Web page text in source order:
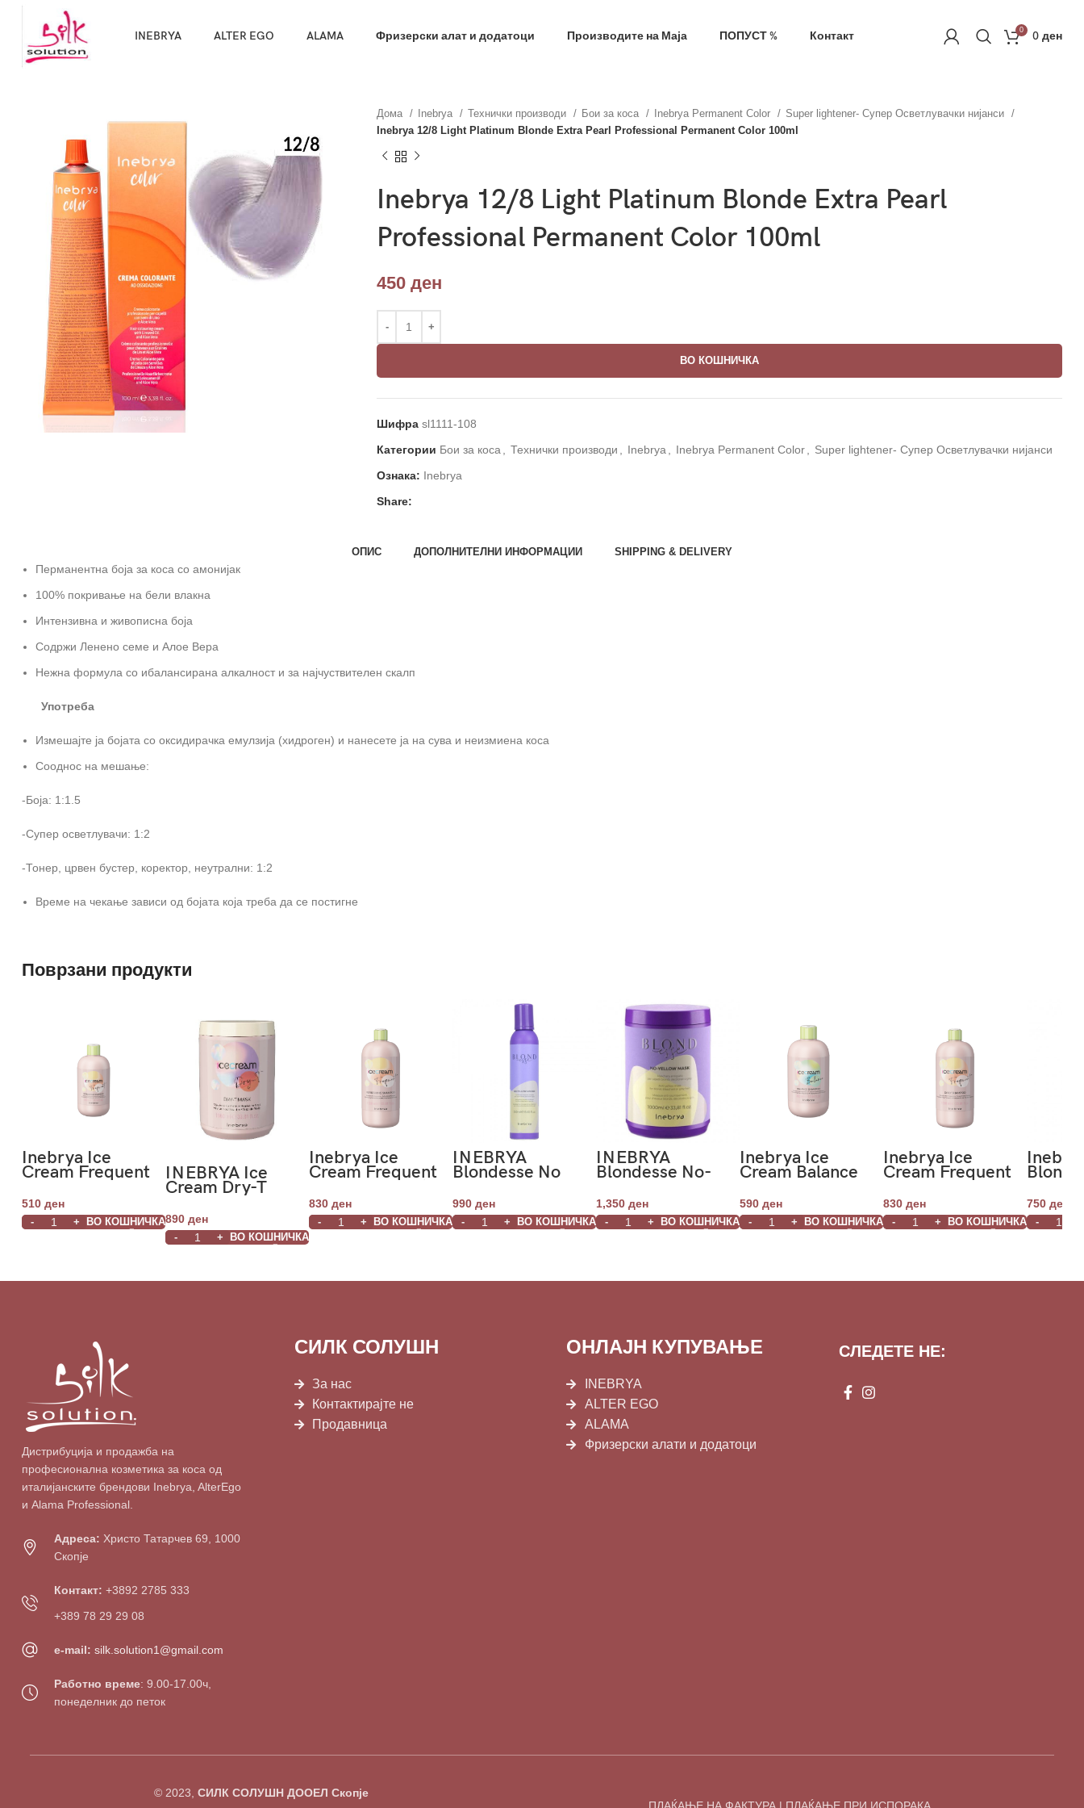
INEBRYA ALTER EGO ALAMA Фризерски алат и додатоци Производите на Маја ПОПУСТ % Контакт 0 0 ден
Дома Inebrya Технички производи Бои за коса Inebrya Permanent Color
Super lightener- Супер Осветлувачки нијанси
Inebrya 12/8 Light Platinum Blonde Extra Pearl Professional Permanent Color 100ml
Inebrya 12/8 Light Platinum Blonde Extra Pearl
Professional Permanent Color 100ml
450 ден
ВО КОШНИЧКА
Шифра sl1111-108
Категории Бои за коса Технички производи Inebrya Inebrya Permanent Color
Super lightener- Супер Осветлувачки нијанси
Ознака: Inebrya
Share:
ОПИС ДОПОЛНИТЕЛНИ ИНФОРМАЦИИ SHIPPING & DELIVERY
Перманентна боја за коса со амонијак
100% покривање на бели влакна
Интензивна и живописна боја
Содржи Ленено семе и Алое Вера
Нежна формула со ибалансирана алкалност и за најчуствителен скалп
Употреба
Измешајте ја бојата со оксидирачка емулзија (хидроген) и нанесете ја на сува и неизмиена коса
Сооднос на мешање:
-Боја: 1:1.5
-Супер осветлувачи: 1:2
-Тонер, црвен бустер, коректор, неутрални: 1:2
Време на чекање зависи од бојата која треба да се постигне
Поврзани продукти
Inebrya Ice
Cream Frequent
Shampoo Menta
300ml
510 ден
ВО КОШНИЧКА
INEBRYA Ice
Cream Dry-T
Mask 1000ml
890 ден
ВО КОШНИЧКА
Inebrya Ice
Cream Frequent
Shampoo Menta
1000ml
830 ден
ВО КОШНИЧКА
INEBRYA
Blondesse No
Conditioning
Treatment 250ml
990 ден
ВО КОШНИЧКА
INEBRYA
Blondesse No-
1000ml
1,350 ден
ВО КОШНИЧКА
Inebrya Ice
Cream Balance
590 ден
ВО КОШНИЧКА
Inebrya Ice
Cream Frequent
Daily Shampoo
1000ml
830 ден
ВО КОШНИЧКА
250ml
750 ден
Дистрибуција и продажба на
професионална козметика за коса од
италијанските брендови Inebrya, AlterEgo
и Alama Professional.
Адреса: Христо Татарчев 69, 1000
Скопје
Контакт: +3892 2785 333
+389 78 29 29 08
e-mail: silk.solution1@gmail.com
Работно време: 9.00-17.00ч,
понеделник до петок
СИЛК СОЛУШН
За нас
Контактирајте не
Продавница
ОНЛАЈН КУПУВАЊЕ
INEBRYA
ALTER EGO
ALAMA
Фризерски алати и додатоци
СЛЕДЕТЕ НЕ:
© 2023, СИЛК СОЛУШН ДООЕЛ Скопје